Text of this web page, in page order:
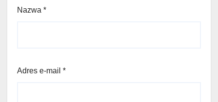
Nazwa *
Adres e-mail *